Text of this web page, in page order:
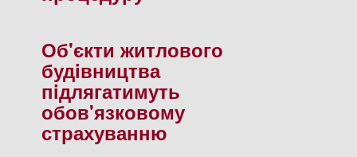
Об'єкти житлового
будiвництва
пiдлягатимуть
обов'язковому
страхуванню